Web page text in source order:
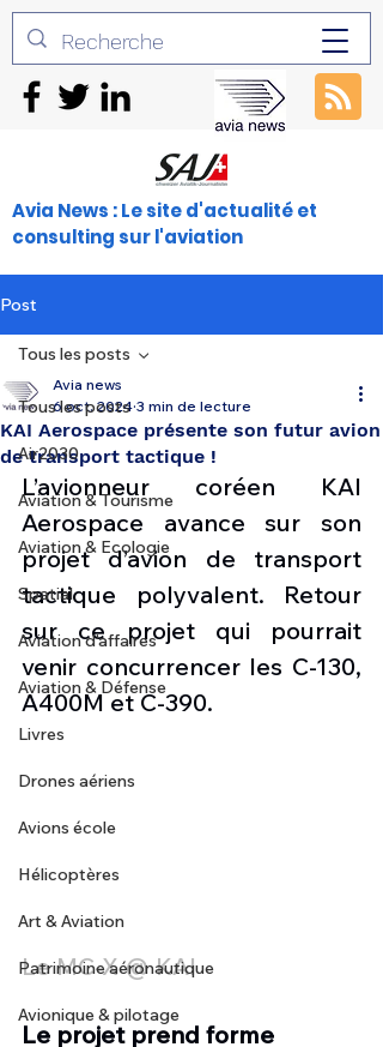
Avia News : Le site d'actualité et
consulting sur l'aviation
Post
Tous les posts
Air2030
Aviation & Tourisme
Aviation & Ecologie
Spatial
Aviation d'affaires
Aviation & Défense
Livres
Drones aériens
Avions école
Hélicoptères
Art & Aviation
Patrimoine aéronautique
Avionique & pilotage
Tous les posts
KAI Aerospace présente son futur avion
de transport tactique !
Avia news
6 oct. 2024 3 min de lecture
L’avionneur coréen KAI
Aerospace avance sur son
projet d’avion de transport
tactique polyvalent. Retour
sur ce projet qui pourrait
venir concurrencer les C-130,
A400M et C-390.
Le MC-X @ KAI
Le projet prend forme